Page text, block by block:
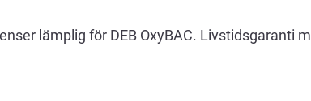
lämplig för DEB OxyBAC. Livstidsgaranti